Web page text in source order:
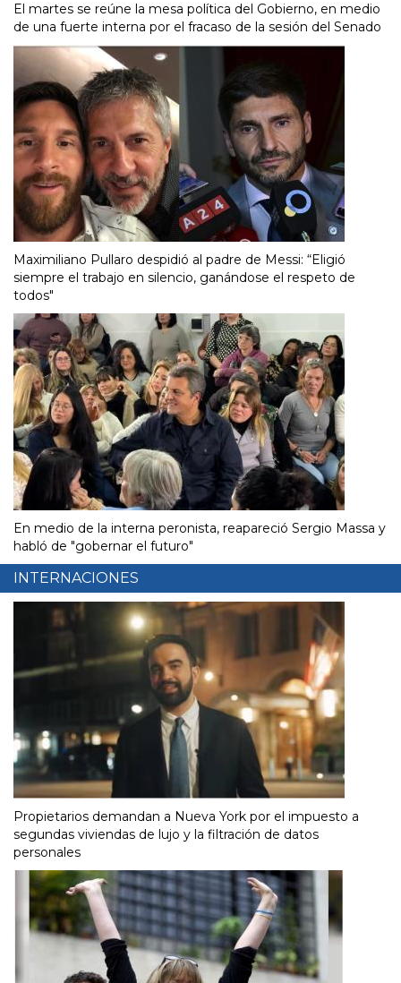
El martes se reúne la mesa política del Gobierno, en medio
de una fuerte interna por el fracaso de la sesión del Senado
Maximiliano Pullaro despidió al padre de Messi: “Eligió
siempre el trabajo en silencio, ganándose el respeto de
todos"
En medio de la interna peronista, reapareció Sergio Massa y
habló de "gobernar el futuro"
INTERNACIONES
Propietarios demandan a Nueva York por el impuesto a
segundas viviendas de lujo y la filtración de datos
personales